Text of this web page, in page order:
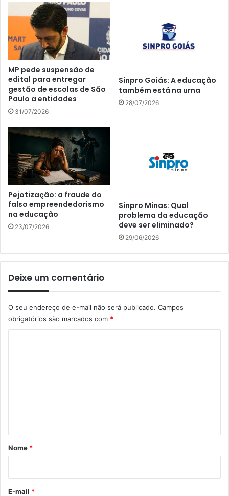
MP pede suspensão de
edital para entregar
gestão de escolas de São
Paulo a entidades
31/07/2026
Sinpro Goiás: A educação
também está na urna
28/07/2026
Pejotização: a fraude do
falso empreendedorismo
na educação
23/07/2026
Sinpro Minas: Qual
problema da educação
deve ser eliminado?
29/06/2026
Deixe um comentário
O seu endereço de e-mail não será publicado. Campos
obrigatórios são marcados com *
r
*
Nome *
E-mail *